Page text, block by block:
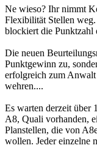
Ne wieso? Ihr nimmt
Flexibilität Stellen
blockiert die Punktzahl
Die neuen
Punktgewinn zu,
erfolgreich zum Anwalt
wehren....
Es warten derzeit über
A8, Quali vorhanden,
Planstellen, die von
wollen. Jeder einzelne